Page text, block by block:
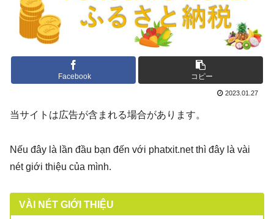
Facebook コピー
2023.01.27
当サイトは広告が含まれる場合があります。
Nếu đây là lần đầu bạn đến với phatxit.net thì đây là vài
nét giới thiệu của mình.
VÀI NÉT GIỚI THIỆU